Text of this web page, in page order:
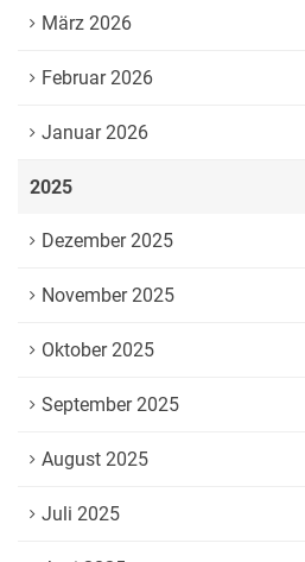
März 2026
Februar 2026
Januar 2026
2025
Dezember 2025
November 2025
Oktober 2025
September 2025
August 2025
Juli 2025